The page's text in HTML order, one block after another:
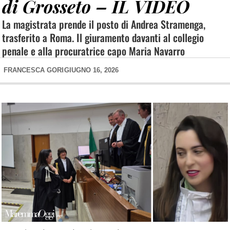
di Grosseto – IL VIDEO
La magistrata prende il posto di Andrea Stramenga,
trasferito a Roma. Il giuramento davanti al collegio
penale e alla procuratrice capo Maria Navarro
FRANCESCA GORI GIUGNO 16, 2026